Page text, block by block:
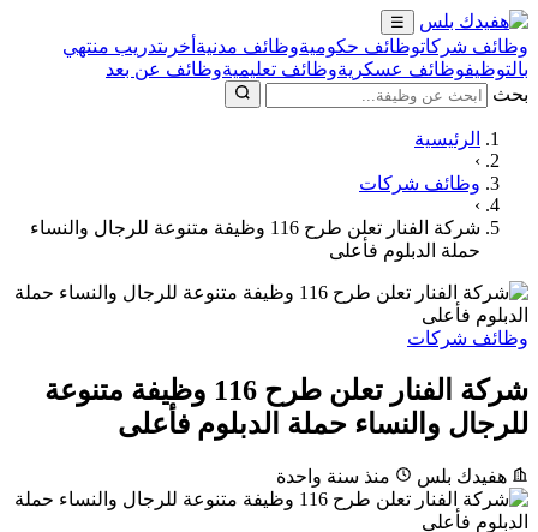
☰
وظائف شركاتوظائف حكوميةوظائف مدنية أخرىتدريب منتهي
بالتوظيفوظائف عسكريةوظائف تعليميةوظائف عن بعد
بحث
الرئيسية
›
وظائف شركات
›
شركة الفنار تعلن طرح 116 وظيفة متنوعة للرجال والنساء
حملة الدبلوم فأعلى
وظائف شركات
شركة الفنار تعلن طرح 116 وظيفة متنوعة
للرجال والنساء حملة الدبلوم فأعلى
هفيدك بلس منذ سنة واحدة